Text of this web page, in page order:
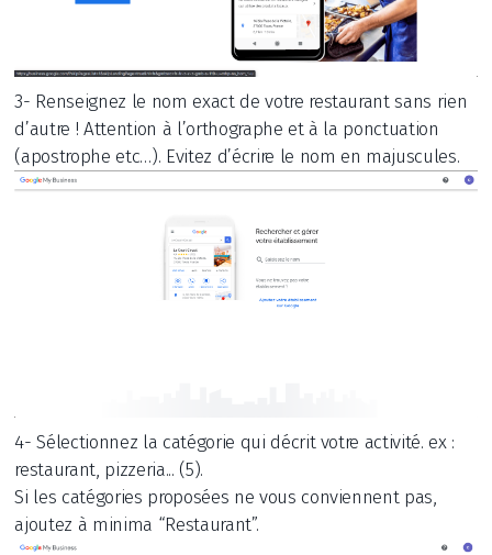
3- Renseignez le nom exact de votre restaurant sans rien
d’autre ! Attention à l’orthographe et à la ponctuation
(apostrophe etc…). Evitez d’écrire le nom en majuscules.
4- Sélectionnez la catégorie qui décrit votre activité. ex :
restaurant, pizzeria... (5).
Si les catégories proposées ne vous conviennent pas,
ajoutez à minima “Restaurant”.